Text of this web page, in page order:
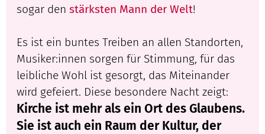
sogar den stärksten Mann der Welt!
Es ist ein buntes Treiben an allen Standorten,
Musiker:innen sorgen für Stimmung, für das
leibliche Wohl ist gesorgt, das Miteinander
wird gefeiert. Diese besondere Nacht zeigt:
Kirche ist mehr als ein Ort des Glaubens.
Sie ist auch ein Raum der Kultur, der